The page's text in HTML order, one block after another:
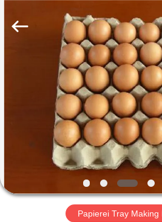
STARTSEITE
PRODUKTE
VIDEOS
ÜBER
UNS
Machinery
Factory.
Papierei Tray Making